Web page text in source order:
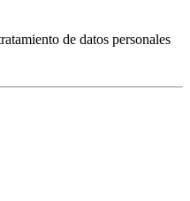
de datos personales